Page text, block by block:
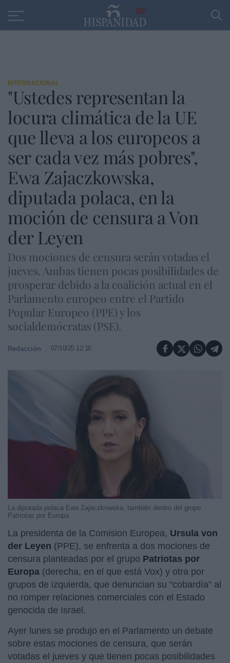
30
INTERNACIONAL
"Ustedes representan la
locura climática de la UE
que lleva a los europeos a
ser cada vez más pobres",
Ewa Zajaczkowska,
diputada polaca, en la
moción de censura a Von
der Leyen
Dos mociones de censura serán votadas el
jueves. Ambas tienen pocas posibilidades de
prosperar debido a la coalición actual en el
Parlamento europeo entre el Partido
Popular Europeo (PPE) y los
socialdemócratas (PSE).
Redacción 07/10/25 12:16
La diputada polaca Ewa Zajaczkowska, también dentro del grupo
Patriotas por Europa
La presidenta de la Comision Europea, Ursula von
der Leyen (PPE), se enfrenta a dos mociones de
censura planteadas por el grupo Patriotas por
Europa (derecha, en el que está Vox) y otra por
grupos de izquierda, que denuncian su “cobardía” al
no romper relaciones comerciales con el Estado
genocida de Israel.
Ayer lunes se produjo en el Parlamento un debate
sobre estas mociones de censura, que serán
votadas el jueves y que tienen pocas posibilidades